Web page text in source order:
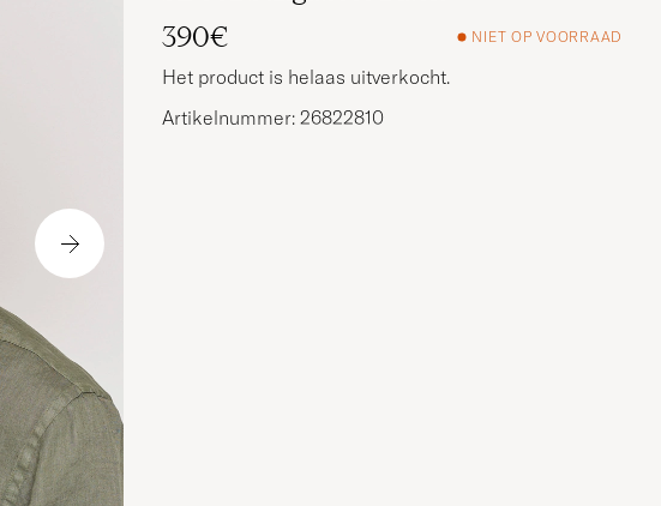
390€
NIET OP VOORRAAD
Het product is helaas uitverkocht.
Artikelnummer: 26822810